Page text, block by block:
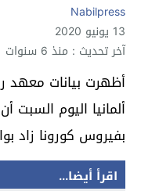
Nabilpress
13 يونيو 2020
آخر تحديث : منذ 6 سنوات
أظهرت بيانات معهد
ألمانيا اليوم السبت
بفيروس كورونا زاد بواقع 348 إلى
اقرأ أيضا...